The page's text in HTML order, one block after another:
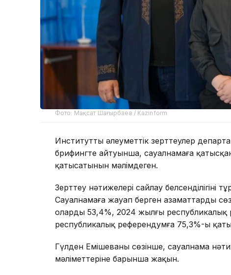
Фото: Мақсат Шағырбаев / Kazinform
Институттың әлеуметтік зерттеулер
брифингте айтуынша, сауалнамаға
қатысатынын мәлімдеген.
Зерттеу нәтижелері сайлау
Сауалнамаға жауап берген азаматтардың
олардың 53,4%, 2024 жылғы
республикалық референдумға 75,3%-ы
Гүлден Емішеваның сөзінше, сауалнама
мәліметтеріне барынша жақын.